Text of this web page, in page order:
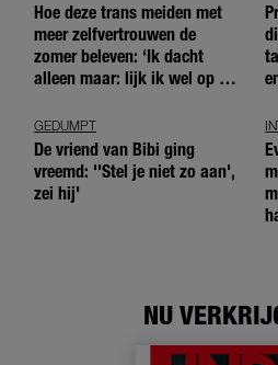
Hoe deze trans meiden met
meer zelfvertrouwen de
zomer beleven: ‘Ik dacht
alleen maar: lijk ik wel op de
GEDUMPT
De vriend van Bibi ging
vreemd: ''Stel je niet zo aan',
zei hij'
NU